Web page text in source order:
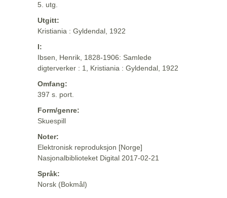
5. utg.
Utgitt:
Kristiania : Gyldendal, 1922
I:
Ibsen, Henrik, 1828-1906: Samlede
digterverker : 1, Kristiania : Gyldendal, 1922
Omfang:
397 s. port.
Form/genre:
Skuespill
Noter:
Elektronisk reproduksjon [Norge]
Nasjonalbiblioteket Digital 2017-02-21
Språk:
Norsk (Bokmål)